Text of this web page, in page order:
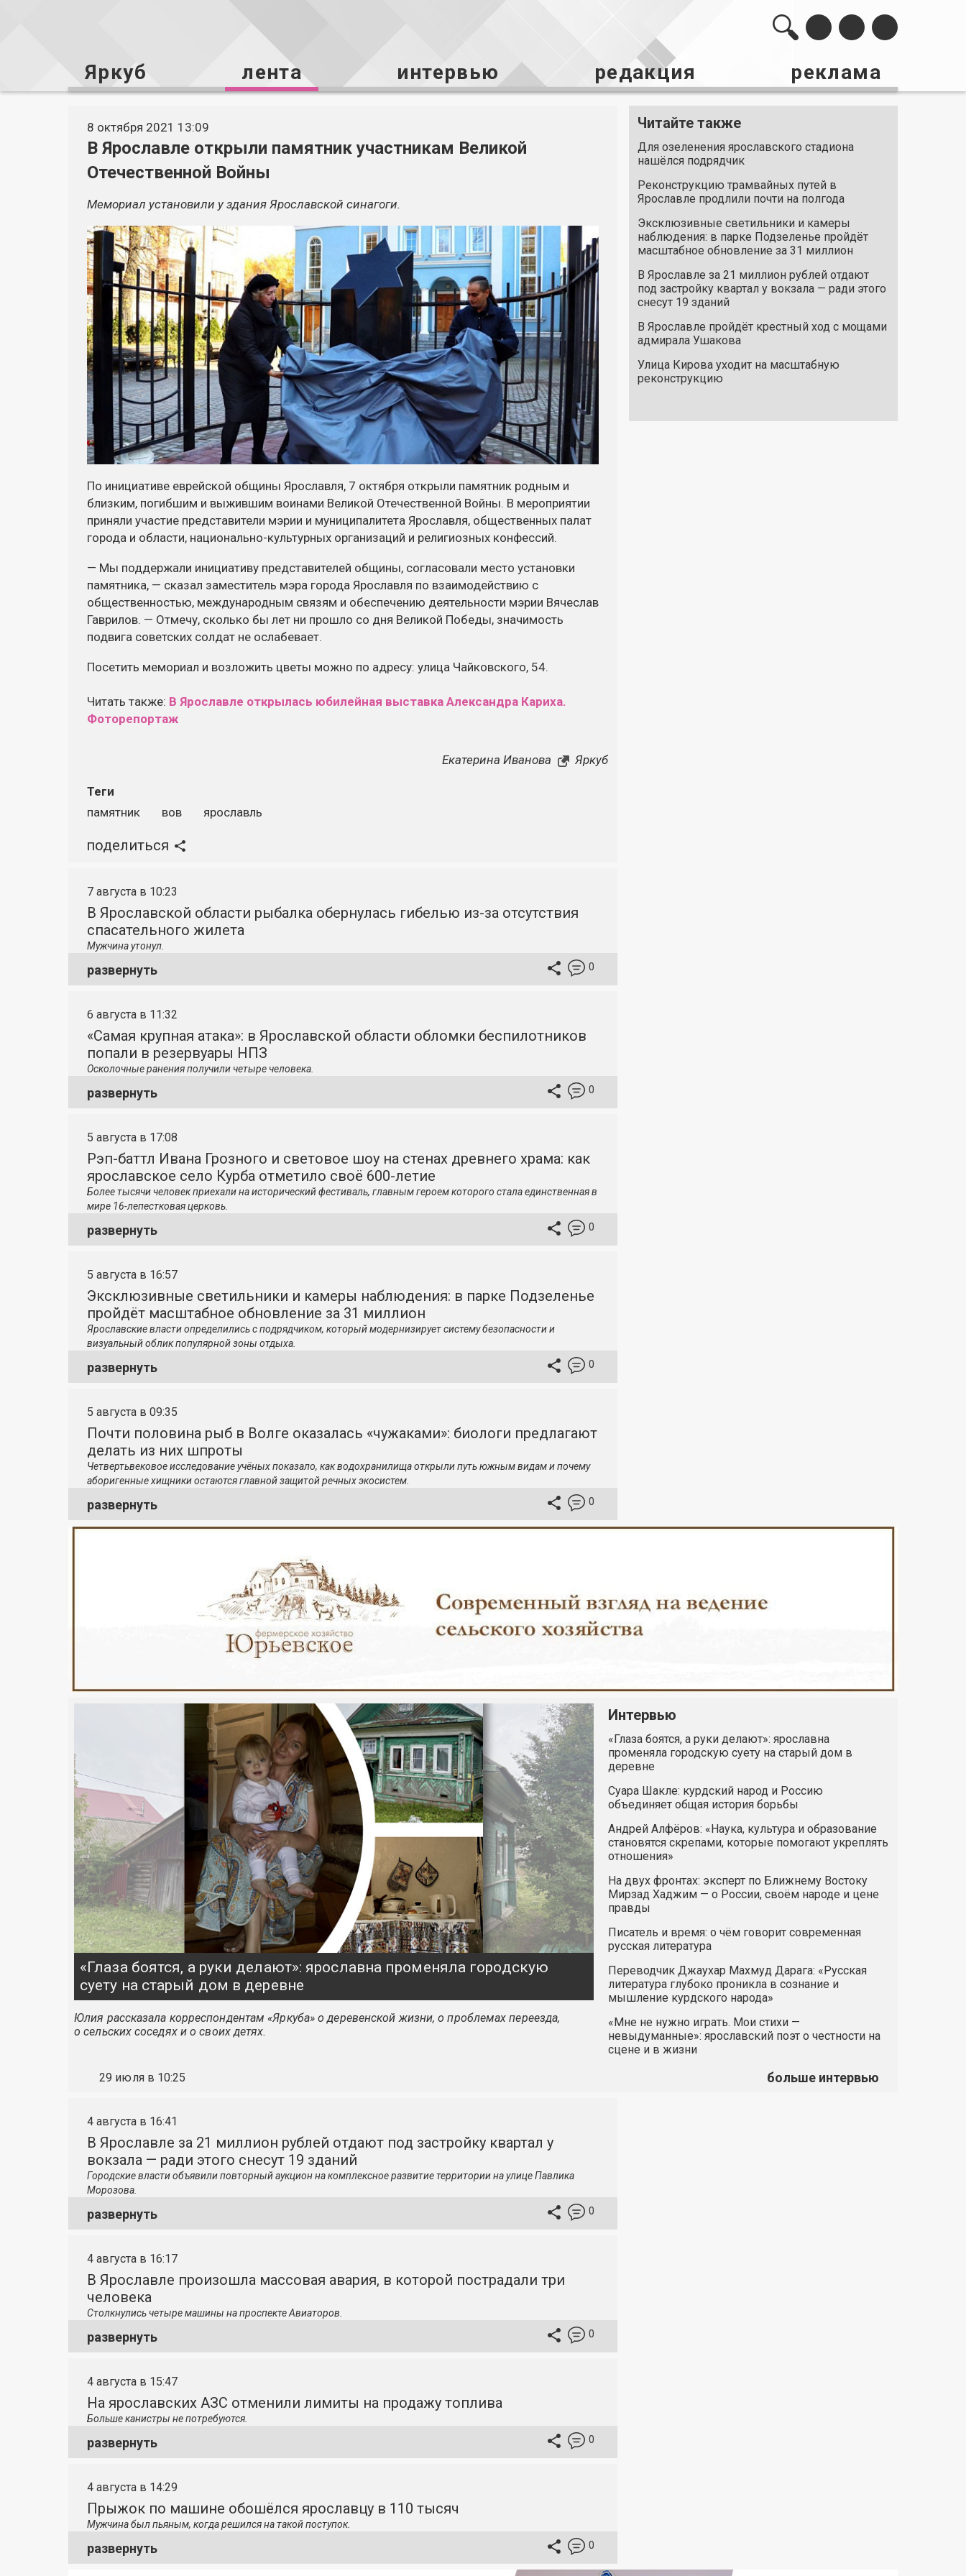
Яркуб лента интервью редакция реклама
8 октября 2021 13:09
В Ярославле открыли памятник участникам Великой
Отечественной Войны
Мемориал установили у здания Ярославской синагоги.
По инициативе еврейской общины Ярославля, 7 октября открыли памятник родным и
близким, погибшим и выжившим воинами Великой Отечественной Войны. В мероприятии
приняли участие представители мэрии и муниципалитета Ярославля, общественных палат
города и области, национально-культурных организаций и религиозных конфессий.
— Мы поддержали инициативу представителей общины, согласовали место установки
памятника, — сказал заместитель мэра города Ярославля по взаимодействию с
общественностью, международным связям и обеспечению деятельности мэрии Вячеслав
Гаврилов. — Отмечу, сколько бы лет ни прошло со дня Великой Победы, значимость
подвига советских солдат не ослабевает.
Посетить мемориал и возложить цветы можно по адресу: улица Чайковского, 54.
Читать также: В Ярославле открылась юбилейная выставка Александра Кариха.
Фоторепортаж
Екатерина Иванова Яркуб
Теги
памятник
вов ярославль
поделиться
Читайте также
Для озеленения ярославского стадиона
нашёлся подрядчик
Реконструкцию трамвайных путей в
Ярославле продлили почти на полгода
Эксклюзивные светильники и камеры
наблюдения: в парке Подзеленье пройдёт
масштабное обновление за 31 миллион
В Ярославле за 21 миллион рублей отдают
под застройку квартал у вокзала — ради этого
снесут 19 зданий
В Ярославле пройдёт крестный ход с мощами
адмирала Ушакова
Улица Кирова уходит на масштабную
реконструкцию
7 августа в 10:23
В Ярославской области рыбалка обернулась гибелью из-за отсутствия
спасательного жилета
Мужчина утонул.
развернуть 0
6 августа в 11:32
«Самая крупная атака»: в Ярославской области обломки беспилотников
попали в резервуары НПЗ
Осколочные ранения получили четыре человека.
развернуть 0
5 августа в 17:08
Рэп-баттл Ивана Грозного и световое шоу на стенах древнего храма: как
ярославское село Курба отметило своё 600-летие
Более тысячи человек приехали на исторический фестиваль, главным героем которого стала единственная в
мире 16-лепестковая церковь.
развернуть 0
5 августа в 16:57
Эксклюзивные светильники и камеры наблюдения: в парке Подзеленье
пройдёт масштабное обновление за 31 миллион
Ярославские власти определились с подрядчиком, который модернизирует систему безопасности и
визуальный облик популярной зоны отдыха.
развернуть 0
5 августа в 09:35
Почти половина рыб в Волге оказалась «чужаками»: биологи предлагают
делать из них шпроты
Четвертьвековое исследование учёных показало, как водохранилища открыли путь южным видам и почему
аборигенные хищники остаются главной защитой речных экосистем.
развернуть 0
«Глаза боятся, а руки делают»: ярославна променяла городскую
суету на старый дом в деревне
Юлия рассказала корреспондентам «Яркуба» о деревенской жизни, о проблемах переезда,
о сельских соседях и о своих детях.
29 июля в 10:25
Интервью
«Глаза боятся, а руки делают»: ярославна
променяла городскую суету на старый дом в
деревне
Суара Шакле: курдский народ и Россию
объединяет общая история борьбы
Андрей Алфёров: «Наука, культура и образование
становятся скрепами, которые помогают укреплять
отношения»
На двух фронтах: эксперт по Ближнему Востоку
Мирзад Хаджим — о России, своём народе и цене
правды
Писатель и время: о чём говорит современная
русская литература
Переводчик Джаухар Махмуд Дарага: «Русская
литература глубоко проникла в сознание и
мышление курдского народа»
«Мне не нужно играть. Мои стихи —
невыдуманные»: ярославский поэт о честности на
сцене и в жизни
больше интервью
4 августа в 16:41
В Ярославле за 21 миллион рублей отдают под застройку квартал у
вокзала — ради этого снесут 19 зданий
Городские власти объявили повторный аукцион на комплексное развитие территории на улице Павлика
Морозова.
развернуть 0
4 августа в 16:17
В Ярославле произошла массовая авария, в которой пострадали три
человека
Столкнулись четыре машины на проспекте Авиаторов.
развернуть 0
4 августа в 15:47
На ярославских АЗС отменили лимиты на продажу топлива
Больше канистры не потребуются.
развернуть 0
4 августа в 14:29
Прыжок по машине обошёлся ярославцу в 110 тысяч
Мужчина был пьяным, когда решился на такой поступок.
развернуть 0